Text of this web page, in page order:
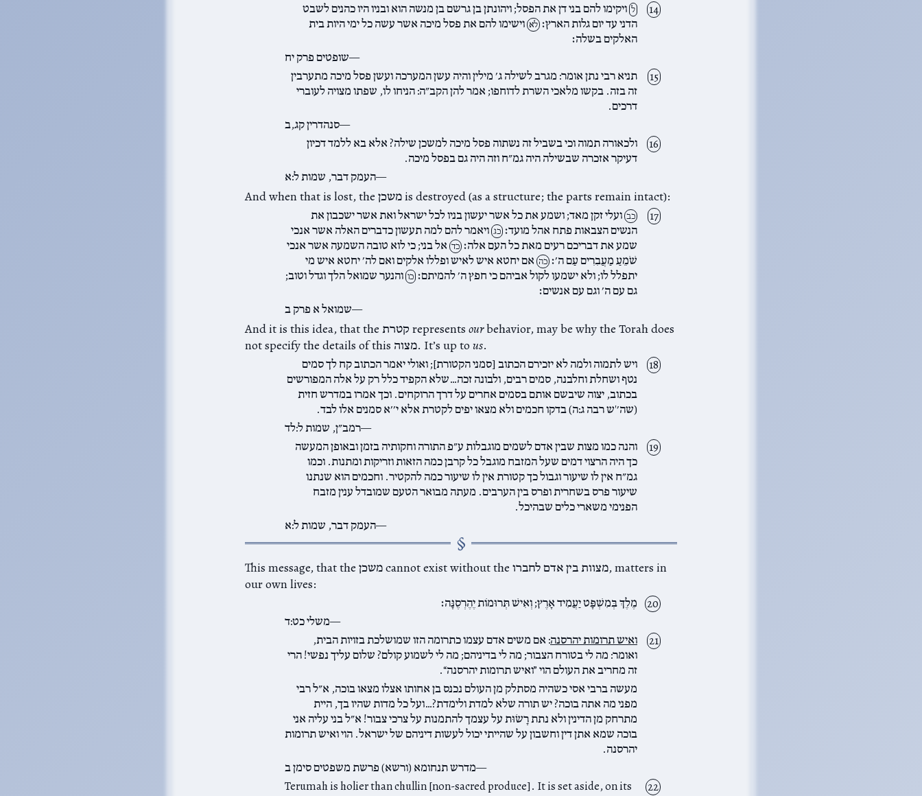
ל ויקימו להם בני דן את הפסל; ויהונתן בן גרשם בן מנשה הוא ובניו היו כהנים לשבט
הדני עד יום גלות הארץ׃ לא וישימו להם את פסל מיכה אשר עשה כל ימי היות בית
האלקים בשלה׃
שופטים פרק יח
תניא רבי נתן אומר: מגרב לשילה ג׳ מילין והיה עשן המערכה ועשן פסל מיכה מתערבין
זה בזה. בקשו מלאכי השרת לדוחפו; אמר להן הקב״ה: הניחו לו, שפתו מצויה לעוברי
דרכים.
סנהדרין קג,ב
ולכאורה תמוה וכי בשביל זה נשתוה פסל מיכה למשכן שילה? אלא בא ללמד דכיון
דעיקר אזכרה שבשילה היה גמ״ח וזה היה גם בפסל מיכה.
העמק דבר, שמות ל:א
And when that is lost, the משכן is destroyed (as a structure; the parts remain intact):
כב ועלי זקן מאד; ושמע את כל אשר יעשון בניו לכל ישראל ואת אשר ישכבון את
הנשים הצבאות פתח אהל מועד׃ כג ויאמר להם למה תעשון כדברים האלה אשר אנכי
שמע את דבריכם רעים מאת כל העם אלה׃ כד אל בני; כי לוא טובה השמעה אשר אנכי
שֹׁמֵעַ מַעֲבִרִים עַם ה׳׃ כה אם יחטא איש לאיש ופללו אלקים ואם לה׳ יחטא איש מי
יתפלל לו; ולא ישמעו לקול אביהם כי חפץ ה׳ להמיתם׃ כו והנער שמואל הלך וגדל וטוב;
גם עם ה׳ וגם עם אנשים׃
שמואל א פרק ב
And it is this idea, that the קטרת represents ourbehavior, may be why the Torah does
not specify the details of this מצוה. It’s up to us.
ויש לתמוה ולמה לא יזכירם הכתוב [סמני הקטורת]; ואולי יאמר הכתוב קח לך סמים
נטף ושחלת וחלבנה, סמים רבים, ולבונה זכה…שלא הקפיד כלל רק על אלה המפורשים
בכתוב, יצוה שיבשם אותם בסמים אחרים על דרך הרוקחים. וכך אמרו במדרש חזית
(שה׳'ש רבה ג:ה) בדקו חכמים ולא מצאו יפים לקטרת אלא י׳׳א סמנים אלו לבד.
רמב״ן, שמות ל:לד
והנה כמו מצות שבין אדם לשמים מוגבלות ע״פ התורה וחקותיה בזמן ובאופן המעשה
כך היה הרצוי דמים שעל המזבח מוגבל כל קרבן כמה הזאות וזריקות ומתנות. וכמו
גמ״ח אין לו שיעור וגבול כך קטורת אין לו שיעור כמה להקטיר. וחכמים הוא שנתנו
שיעור פרס בשחרית ופרס בין הערבים. מעתה מבואר הטעם שמובדל ענין מזבח
הפנימי משארי כלים שבהיכל.
העמק דבר, שמות ל:א
This message, that the משכן cannot exist without the מצוות בין אדם לחברו, matters in
our own lives:
מֶלֶךְ בְּמִשְׁפָּט יַעֲמִיד אָרֶץ; וְאִישׁ תְּרוּמוֹת יֶהֶרְסֶנָּה׃
משלי כט:ד
ואיש תרומות יהרסנה: אם משים אדם עצמו כתרומה הזו שמושלכת בזויות הבית,
ואומר: מה לי בטורח הצבור; מה לי בדיניהם; מה לי לשמוע קולם? שלום עליך נפשי! הרי
זה מחריב את העולם הוי ”ואיש תרומות יהרסנה“.
מעשה ברבי אסי כשהיה מסתלק מן העולם נכנס בן אחותו אצלו מצאו בוכה, א״ל רבי
מפני מה אתה בוכה? יש תורה שלא למדת ולימדת?…ועל כל מדות שהיו בך, היית
מתרחק מן הדינין ולא נתת רָשׂוּת על עצמך להתמנות על צרכי צבור! א״ל בני עליה אני
בוכה שמא אתן דין וחשבון על שהייתי יכול לעשות דיניהם של ישראל. הוי ואיש תרומות
יהרסנה.
מדרש תנחומא (ורשא) פרשת משפטים סימן ב
Terumah is holier than chullin [non-sacred produce]. It is set aside, on its